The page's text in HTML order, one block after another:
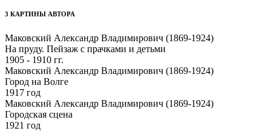
3 КАРТИНЫ АВТОРА
Маковский Александр Владимирович (1869-1924)
На пруду. Пейзаж с прачками и детьми
1905 - 1910 гг.
Маковский Александр Владимирович (1869-1924)
Город на Волге
1917 год
Маковский Александр Владимирович (1869-1924)
Городская сцена
1921 год